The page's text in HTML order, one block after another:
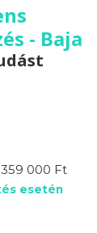
- Baja
359 000 Ft
esetén